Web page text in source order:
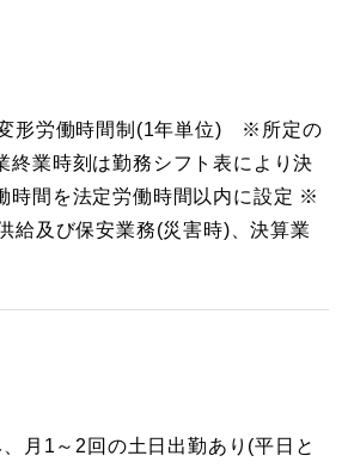
形労働時間制(1年単位) ※所定の
終業時刻は勤務シフト表により決
時間を法定労働時間以内に設定 ※
給及び保安業務(災害時)、決算業
月1～2回の土日出勤あり(平日と